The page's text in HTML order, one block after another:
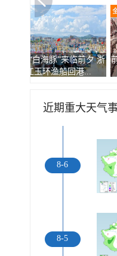
台风“白海豚”逼近 游
南麂岛撤离上岸
近期重大天气
8-6
8-5